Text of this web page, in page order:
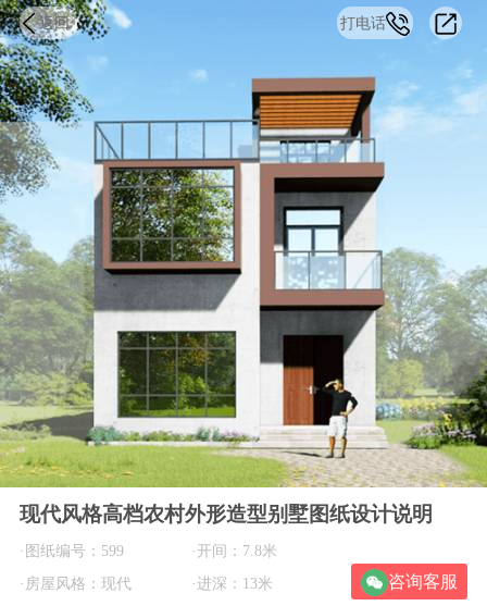
返回 打电话
现代风格高档农村外形造型别墅图纸设计说明
·图纸编号：599
·开间：7.8米
·房屋风格：现代
·进深：13米
咨询客服